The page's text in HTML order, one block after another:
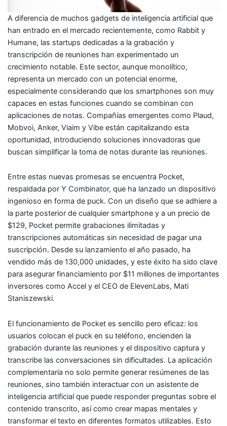
A diferencia de muchos gadgets de inteligencia artificial que
han entrado en el mercado recientemente, como Rabbit y
Humane, las startups dedicadas a la grabación y
transcripción de reuniones han experimentado un
crecimiento notable. Este sector, aunque monolítico,
representa un mercado con un potencial enorme,
especialmente considerando que los smartphones son muy
capaces en estas funciones cuando se combinan con
aplicaciones de notas. Compañías emergentes como Plaud,
Mobvoi, Anker, Viaim y Vibe están capitalizando esta
oportunidad, introduciendo soluciones innovadoras que
buscan simplificar la toma de notas durante las reuniones.
Entre estas nuevas promesas se encuentra Pocket,
respaldada por Y Combinator, que ha lanzado un dispositivo
ingenioso en forma de puck. Con un diseño que se adhiere a
la parte posterior de cualquier smartphone y a un precio de
$129, Pocket permite grabaciones ilimitadas y
transcripciones automáticas sin necesidad de pagar una
suscripción. Desde su lanzamiento el año pasado, ha
vendido más de 130,000 unidades, y este éxito ha sido clave
para asegurar financiamiento por $11 millones de importantes
inversores como Accel y el CEO de ElevenLabs, Mati
Staniszewski.
El funcionamiento de Pocket es sencillo pero eficaz: los
usuarios colocan el puck en su teléfono, encienden la
grabación durante las reuniones y el dispositivo captura y
transcribe las conversaciones sin dificultades. La aplicación
complementaria no solo permite generar resúmenes de las
reuniones, sino también interactuar con un asistente de
inteligencia artificial que puede responder preguntas sobre el
contenido transcrito, así como crear mapas mentales y
transformar el texto en diferentes formatos utilizables. Esto